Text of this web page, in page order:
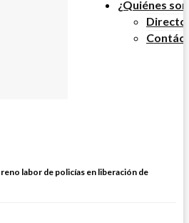
¿Quiénes
labor de policías en liberación de